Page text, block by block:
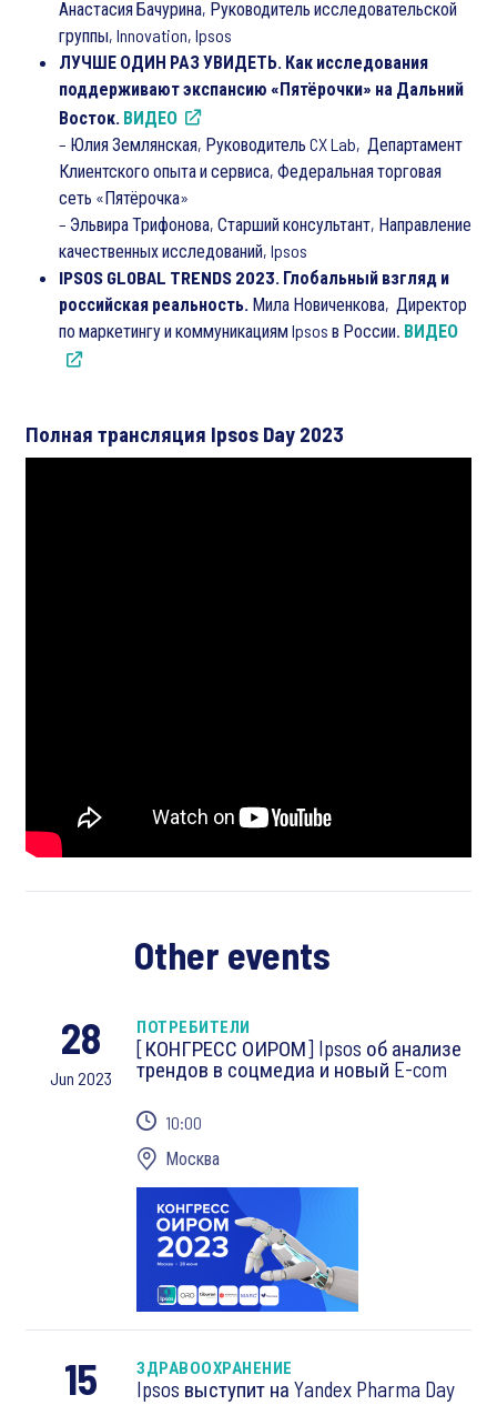
Анастасия Бачурина, Руководитель исследовательской
группы, Innovation, Ipsos
ЛУЧШЕ ОДИН РАЗ УВИДЕТЬ. Как исследования
поддерживают экспансию «Пятёрочки» на Дальний
Восток. ВИДЕО
– Юлия Землянская, Руководитель CX Lab, Департамент
Клиентского опыта и сервиса, Федеральная торговая
сеть «Пятёрочка»
– Эльвира Трифонова, Старший консультант, Направление
качественных исследований, Ipsos
IPSOS GLOBAL TRENDS 2023. Глобальный взгляд и
российская реальность. Мила Новиченкова, Директор
по маркетингу и коммуникациям Ipsos в России. ВИДЕО
Полная трансляция Ipsos Day 2023
Other events
28
Jun 2023
ПОТРЕБИТЕЛИ
[КОНГРЕСС ОИРОМ] Ipsos об анализе
трендов в соцмедиа и новый E-com
10:00
Москва
15 ЗДРАВООХРАНЕНИЕ
Ipsos выступит на Yandex Pharma Day